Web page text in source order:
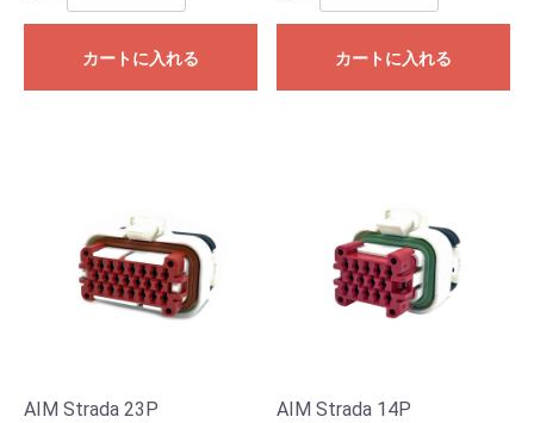
カートに入れる カートに入れる
AIM Strada 23P
AIM Strada 14P